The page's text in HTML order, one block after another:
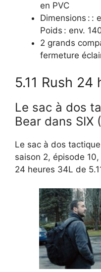
en PVC
Dimensions : :
Poids : env.
2 grands
fermeture
5.11 Rush 24
Le sac à dos
Bear dans SIX
Le sac à dos
saison 2, épisode 10,
24 heures 34L de